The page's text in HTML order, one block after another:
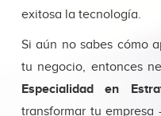
exitosa la tecnología.
Si aún no sabes cómo
tu negocio, entonces
Especialidad en
transformar tu